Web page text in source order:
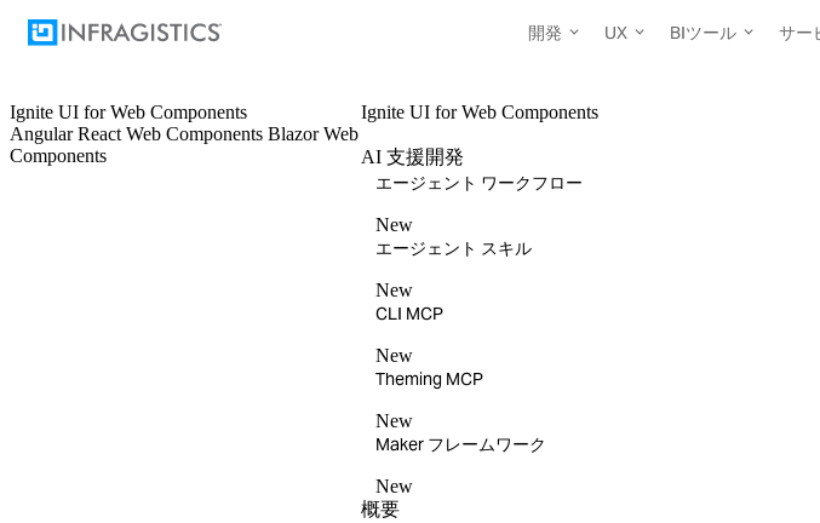
開発 UX BIツール サー
Ignite UI for Web Components
AngularReact Web Components BlazorWeb
Components
Ignite UI for Web Components
AI 支援開発
エージェント ワークフロー
New
エージェント スキル
New
CLI MCP
New
Theming MCP
New
Maker フレームワーク
New
概要